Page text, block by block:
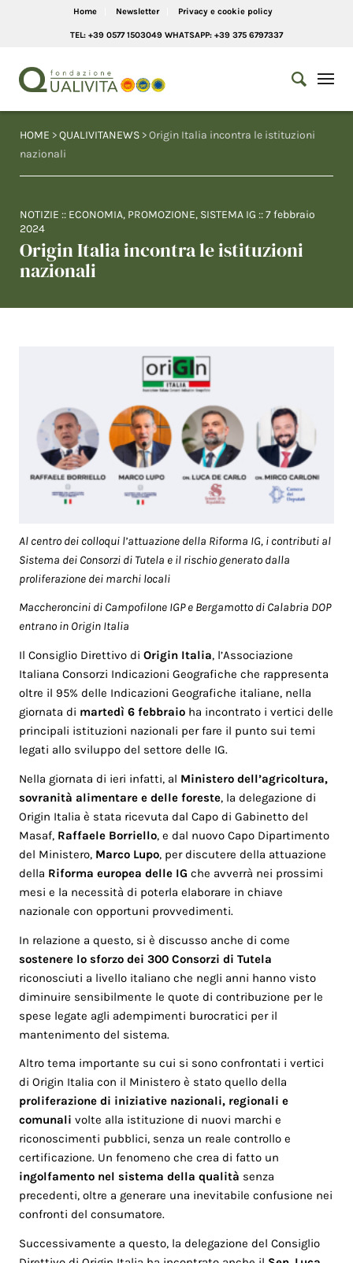
Home Newsletter Privacy e cookie policy
TEL: +39 0577 1503049 WHATSAPP: +39 375 6797337
HOME >QUALIVITANEWS > Origin Italia incontra le istituzioni
nazionali
NOTIZIE :: ECONOMIA, PROMOZIONE, SISTEMA IG ::7 febbraio
2024
Origin Italia incontra le istituzioni
nazionali
Al centro dei colloqui l’attuazione della Riforma IG, i contributi al
Sistema dei Consorzi di Tutela e il rischio generato dalla
proliferazione dei marchi locali
Maccheroncini di Campofilone IGP e Bergamotto di Calabria DOP
entrano in Origin Italia
Il Consiglio Direttivo diOrigin Italia, l’Associazione
Italiana Consorzi Indicazioni Geografiche che rappresenta
oltre il 95% delle Indicazioni Geografiche italiane, nella
giornata di martedì 6 febbraio ha incontrato i vertici delle
principali istituzioni nazionali per fare il punto sui temi
legati allo sviluppo del settore delle IG.
Nella giornata di ieri infatti, al Ministero dell’agricoltura,
sovranità alimentare e delle foreste, la delegazione di
Origin Italia è stata ricevuta dal Capo di Gabinetto del
Masaf, Raffaele Borriello, e dal nuovo Capo Dipartimento
del Ministero, Marco Lupo, per discutere della attuazione
della Riforma europea delle IG che avverrà nei prossimi
mesi e la necessità di poterla elaborare in chiave
nazionale con opportuni provvedimenti.
In relazione a questo, si è discusso anche di come
sostenere lo sforzo dei 300 Consorzi di Tutela
riconosciuti a livello italiano che negli anni hanno visto
diminuire sensibilmente le quote di contribuzione per le
spese legate agli adempimenti burocratici per il
mantenimento del sistema.
Altro tema importante su cui si sono confrontati i vertici
di Origin Italia con il Ministero è stato quello della
proliferazione di iniziative nazionali, regionali e
comunali volte alla istituzione di nuovi marchi e
riconoscimenti pubblici, senza un reale controllo e
certificazione. Un fenomeno che crea di fatto un
ingolfamento nel sistema della qualità senza
precedenti, oltre a generare una inevitabile confusione nei
confronti del consumatore.
Successivamente a questo, la delegazione del Consiglio